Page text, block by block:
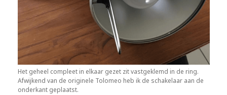
Het geheel compleet in elkaar gezet zit vastgeklemd in de ring.
Afwijkend van de originele Tolomeo heb ik de schakelaar aan de
onderkant geplaatst.